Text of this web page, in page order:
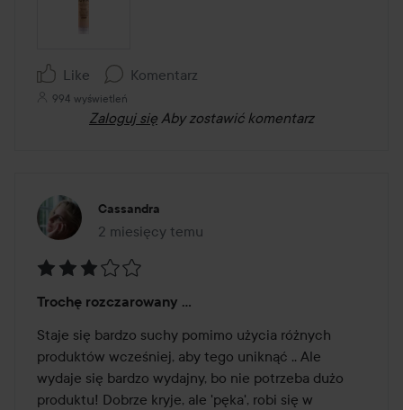
Like Komentarz
994 wyświetleń
Zaloguj się Aby zostawić komentarz
Cassandra
2 miesięcy temu
Post został utworzony 2 miesięcy temu
3
z
5
Trochę rozczarowany …
Staje się bardzo suchy pomimo użycia różnych
produktów wcześniej, aby tego uniknąć .. Ale
wydaje się bardzo wydajny, bo nie potrzeba dużo
produktu! Dobrze kryje, ale 'pęka', robi się w